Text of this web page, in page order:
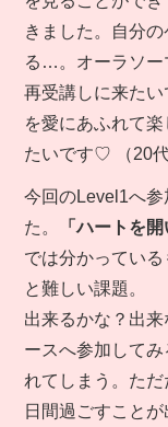
きました。自分
る…。オーラソー
再受講しに来た
を愛にあふれて
たいです♡ （20
今回のLevel1へ
た。
「ハートを
では分かってい
と難しい課題。
出来るかな？出
ースへ参加して
れてしまう。た
日間過ごすことが